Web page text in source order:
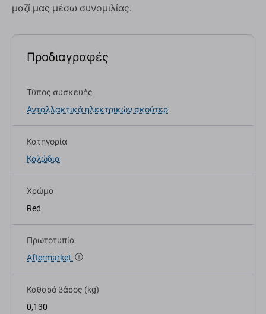
μαζί μας μέσω συνομιλίας.
Προδιαγραφές
Τύπος συσκευής
Ανταλλακτικά ηλεκτρικών σκούτερ
Κατηγορία
Καλώδια
Χρώμα
Red
Πρωτοτυπία
Aftermarket
Καθαρό βάρος (kg)
0,130